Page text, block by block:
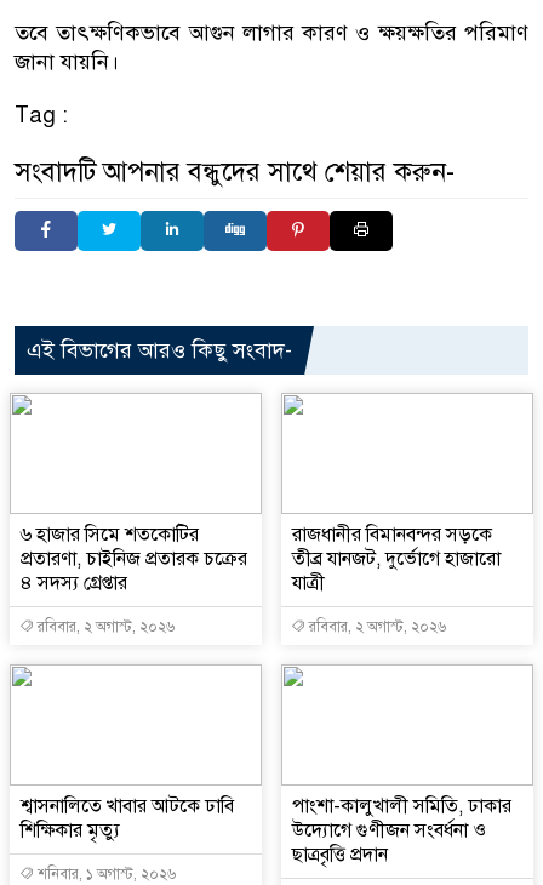
তবে তাৎক্ষণিকভাবে আগুন লাগার কারণ ও ক্ষয়ক্ষতির পরিমাণ
জানা যায়নি।
Tag :
সংবাদটি আপনার বন্ধুদের সাথে শেয়ার করুন-
এই বিভাগের আরও কিছু সংবাদ-
৬ হাজার সিমে শতকোটির
প্রতারণা, চাইনিজ প্রতারক চক্রের
৪ সদস্য গ্রেপ্তার
রবিবার, ২ অগাস্ট, ২০২৬
রাজধানীর বিমানবন্দর সড়কে
তীব্র যানজট, দুর্ভোগে হাজারো
যাত্রী
রবিবার, ২ অগাস্ট, ২০২৬
শ্বাসনালিতে খাবার আটকে ঢাবি
শিক্ষিকার মৃত্যু
শনিবার, ১ অগাস্ট, ২০২৬
পাংশা-কালুখালী সমিতি, ঢাকার
উদ্যোগে গুণীজন সংবর্ধনা ও
ছাত্রবৃত্তি প্রদান